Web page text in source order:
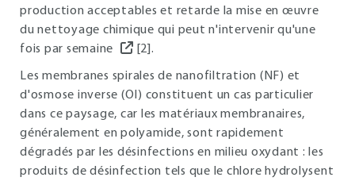
production acceptables et retarde la mise en œuvre
du nettoyage chimique qui peut n'intervenir qu'une
fois par semaine
[2].
Les membranes spirales de nanofiltration (NF) et
d'osmose inverse (OI) constituent un cas particulier
dans ce paysage, car les matériaux membranaires,
généralement en polyamide, sont rapidement
dégradés par les désinfections en milieu oxydant : les
produits de désinfection tels que le chlore hydrolysent